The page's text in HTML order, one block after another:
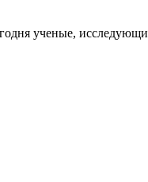
ученые,